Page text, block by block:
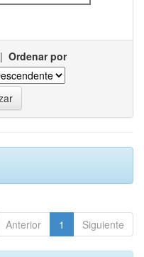
| Ordenar por
Anterior 1 Siguiente